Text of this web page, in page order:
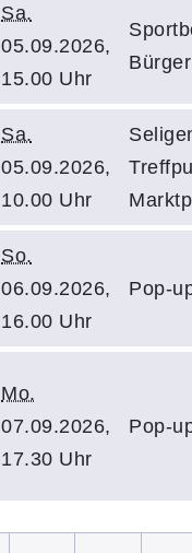
Sa.
05.09.2026,
15.00 Uhr
Sa.
05.09.2026,
10.00 Uhr
So.
06.09.2026,
16.00 Uhr
Pop-
Mo.
07.09.2026,
17.30 Uhr
Pop-